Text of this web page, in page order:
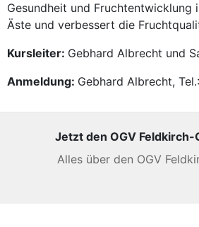
Gesundheit und
Äste und verbessert die
Kursleiter: Gebhard Albrecht und
Anmeldung: Gebhard Albrecht,
Jetzt den OGV
Alles über den OGV